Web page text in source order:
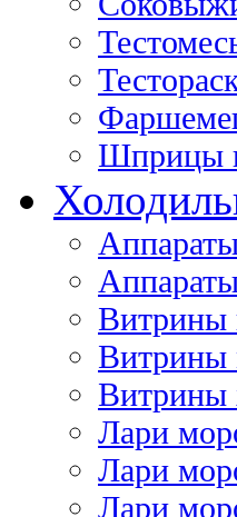
Шприцы
Витрины
Витрины
Витрины
Лари
Лари
Лари